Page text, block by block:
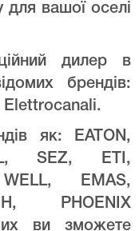
для вашої оселі
дилер в
брендів:
Elettrocanali.
як: EATON,
SEZ, ETI,
EMAS,
PHOENIX
ви зможете